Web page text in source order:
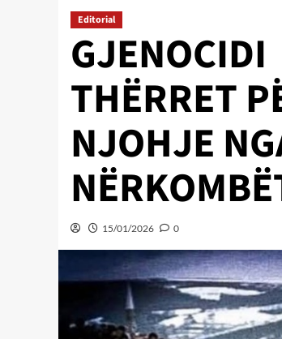
Editorial
GJENOCIDI
THËRRET
NJOHJE
15/01/2026 0